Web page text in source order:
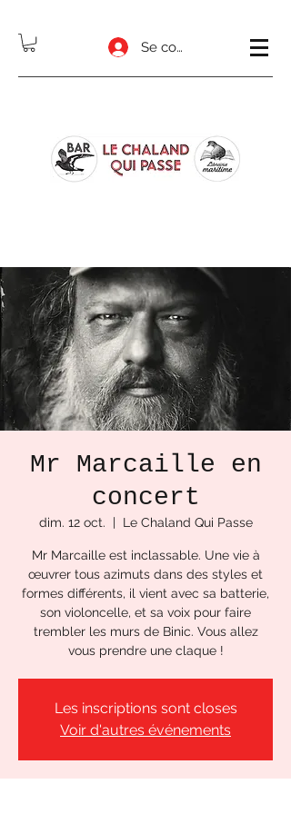
Se connecter
Mr Marcaille en
concert
dim. 12 oct.
  |
Le Chaland Qui Passe
Mr Marcaille est inclassable. Une vie à
œuvrer tous azimuts dans des styles et
formes différents, il vient avec sa batterie,
son violoncelle, et sa voix pour faire
trembler les murs de Binic. Vous allez
vous prendre une claque !
Les inscriptions sont closes
Voir d'autres événements